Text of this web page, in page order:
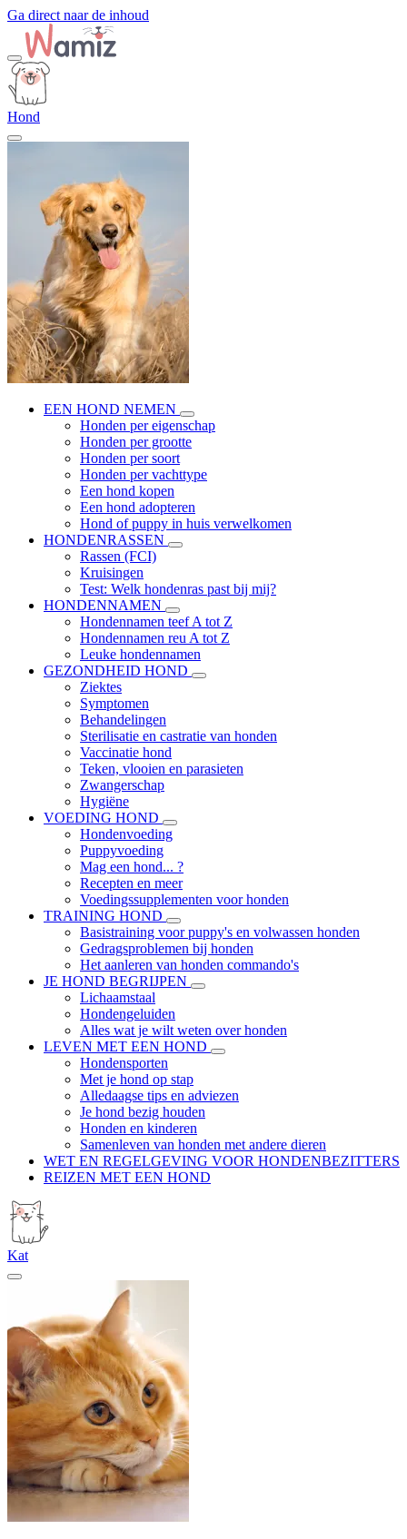
Ga direct naar de inhoud
Hond
EEN HOND NEMEN
Honden per eigenschap
Honden per grootte
Honden per soort
Honden per vachttype
Een hond kopen
Een hond adopteren
Hond of puppy in huis verwelkomen
HONDENRASSEN
Rassen (FCI)
Kruisingen
Test: Welk hondenras past bij mij?
HONDENNAMEN
Hondennamen teef A tot Z
Hondennamen reu A tot Z
Leuke hondennamen
GEZONDHEID HOND
Ziektes
Symptomen
Behandelingen
Sterilisatie en castratie van honden
Vaccinatie hond
Teken, vlooien en parasieten
Zwangerschap
Hygiëne
VOEDING HOND
Hondenvoeding
Puppyvoeding
Mag een hond... ?
Recepten en meer
Voedingssupplementen voor honden
TRAINING HOND
Basistraining voor puppy's en volwassen honden
Gedragsproblemen bij honden
Het aanleren van honden commando's
JE HOND BEGRIJPEN
Lichaamstaal
Hondengeluiden
Alles wat je wilt weten over honden
LEVEN MET EEN HOND
Hondensporten
Met je hond op stap
Alledaagse tips en adviezen
Je hond bezig houden
Honden en kinderen
Samenleven van honden met andere dieren
WET EN REGELGEVING VOOR HONDENBEZITTERS
REIZEN MET EEN HOND
Kat